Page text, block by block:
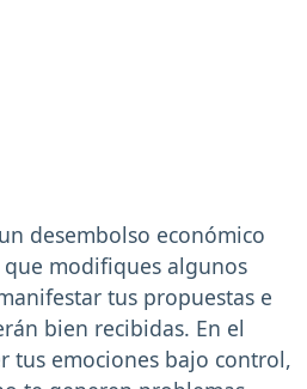
desembolso económico
modifiques algunos
tus propuestas e
bien recibidas. En el
tus emociones bajo control,